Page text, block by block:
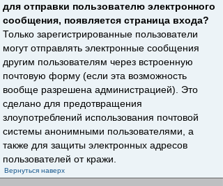
для отправки пользователю электронного
сообщения, появляется страница входа?
Только зарегистрированные пользователи
могут отправлять электронные сообщения
другим пользователям через встроенную
почтовую форму (если эта возможность
вообще разрешена администрацией). Это
сделано для предотвращения
злоупотреблений использования почтовой
системы анонимными пользователями, а
также для защиты электронных адресов
пользователей от кражи.
Вернуться наверх